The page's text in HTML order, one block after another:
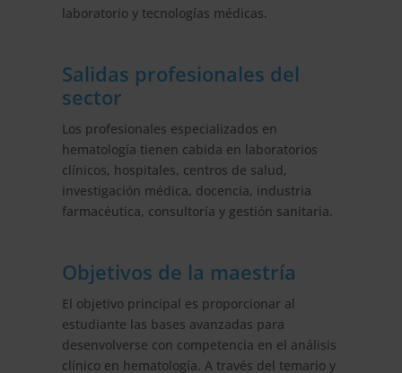
laboratorio y tecnologías médicas.
Salidas profesionales del
sector
Los profesionales especializados en
hematología tienen cabida en laboratorios
clínicos, hospitales, centros de salud,
investigación médica, docencia, industria
farmacéutica, consultoría y gestión sanitaria.
Objetivos de la maestría
El objetivo principal es proporcionar al
estudiante las bases avanzadas para
desenvolverse con competencia en el análisis
clínico en hematología. A través del temario y